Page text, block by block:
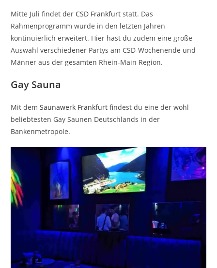
Mitte Juli findet der CSD Frankfurt statt. Das
Rahmenprogramm wurde in den letzten Jahren
kontinuierlich erweitert. Hier hast du zudem eine große
Auswahl verschiedener Partys am CSD-Wochenende und
Männer aus der gesamten Rhein-Main Region.
Gay Sauna
Mit demSaunawerk Frankfurt findest du eine der wohl
beliebtesten Gay Saunen Deutschlands in der
Bankenmetropole.